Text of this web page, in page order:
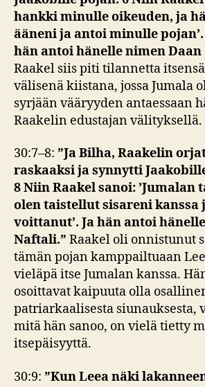
hankki minulle oikeuden, ja
ääneni ja antoi minulle
hän antoi hänelle nimen Daan
Raakel siis piti tilannetta
välisenä kiistana, jossa Jumala
syrjään vääryyden antaessaan
Raakelin edustajan välityksellä.
30:7–8: ”Ja Bilha, Raakelin
raskaaksi ja synnytti
8 Niin Raakel sanoi:
olen taistellut sisareni kanssa
voittanut’. Ja hän antoi
Naftali.” Raakel oli onnistunut
tämän pojan kamppailtuaan
vieläpä itse Jumalan kanssa.
osoittavat kaipuuta olla
patriarkaalisesta siunauksesta,
mitä hän sanoo, on vielä tietty
itsepäisyyttä.
30:9: ”Kun Leea näki